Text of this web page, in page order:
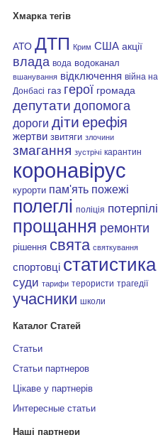
Хмарка тегів
АТО ДТП Крим США акції
влада вода водоканал
вшанування відключення війна на
Донбасі газ герої громада
депутати допомога
дороги діти ерефія
жертви звитяги злочини
змагання зустрічі карантин
коронавірус
курорти пам'ять пожежі
полеглі поліція потерпілі
прощання ремонти
рішення свята святкування
спортовці статистика
суди тарифи терористи трагедії
учасники школи
Каталог Статей
Статьи
Статьи партнеров
Цікаве у партнерів
Интересные статьи
Наші партнери